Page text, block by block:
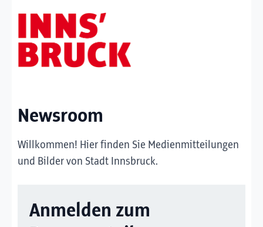
Newsroom
Willkommen! Hier finden Sie Medienmitteilungen
und Bilder von Stadt Innsbruck.
Anmelden zum